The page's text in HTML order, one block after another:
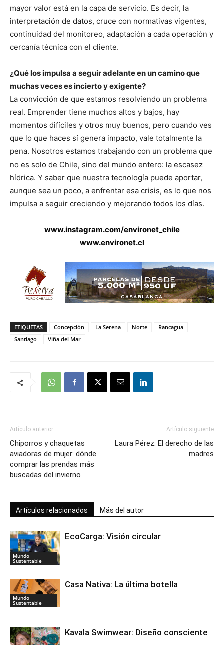
mayor valor está en la capa de servicio. Es decir, la
interpretación de datos, cruce con normativas vigentes,
continuidad del monitoreo, adaptación a cada operación y
cercanía técnica con el cliente.
¿Qué los impulsa a seguir adelante en un camino que
muchas veces es incierto y exigente?
La convicción de que estamos resolviendo un problema
real. Emprender tiene muchos altos y bajos, hay
momentos difíciles y otros muy buenos, pero cuando ves
que lo que haces sí genera impacto, vale totalmente la
pena. Nosotros estamos trabajando con un problema que
no es solo de Chile, sino del mundo entero: la escasez
hídrica. Y saber que nuestra tecnología puede aportar,
aunque sea un poco, a enfrentar esa crisis, es lo que nos
impulsa a seguir creciendo y mejorando todos los días.
www.instagram.com/environet_chile
www.environet.cl
ETIQUETAS Concepción La Serena Norte
Rancagua
Santiago
Viña del Mar
Artículo anterior
Chiporros y chaquetas
aviadoras de mujer: dónde
comprar las prendas más
buscadas del invierno
Artículo siguiente
Laura Pérez: El derecho de las
madres
Artículos relacionados Más del autor
Mundo
Sustentable
EcoCarga: Visión circular
Mundo
Sustentable
Casa Nativa: La última botella
Kavala Swimwear: Diseño consciente